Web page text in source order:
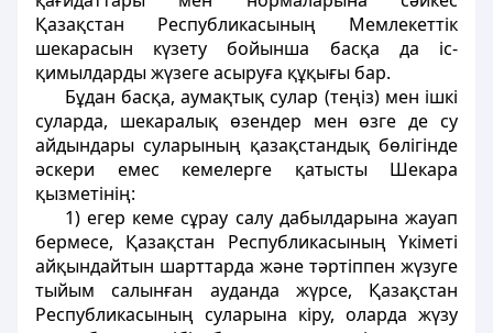
Қазақстан Республикасының Мемлекеттiк
шекарасын күзету бойынша басқа да iс-
қимылдарды жүзеге асыруға құқығы бар.
Бұдан басқа, аумақтық сулар (теңiз) мен iшкi
суларда, шекаралық өзендер мен өзге де су
айдындары суларының қазақстандық бөлiгiнде
әскери емес кемелерге қатысты Шекара
қызметiнiң:
1) егер кеме сұрау салу дабылдарына жауап
бермесе, Қазақстан Республикасының Yкiметi
айқындайтын шарттарда және тәртiппен жүзуге
тыйым салынған ауданда жүрсе, Қазақстан
Республикасының суларына кiру, оларда жүзу